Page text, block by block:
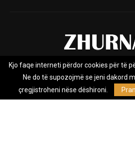
Rreth nesh Impresumi
Privacy Policy
Zhurnal.mk është Agjenci e Lajmeve e
Kjo faqe interneti përdor cookies për të
Ne do të supozojmë se jeni dakord
çregjistroheni nëse dëshironi.